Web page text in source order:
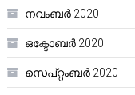
നവംബർ 2020
ഒക്ടോബർ 2020
സെപ്റ്റംബർ 2020